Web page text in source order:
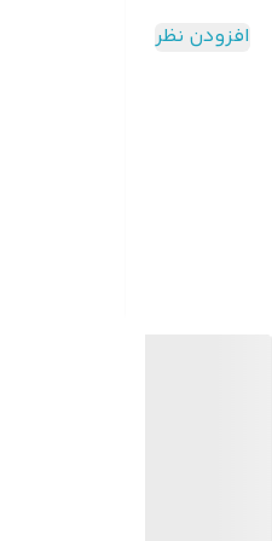
افزودن نظر